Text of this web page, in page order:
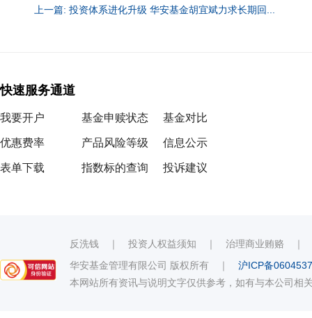
上一篇: 投资体系进化升级 华安基金胡宜斌力求长期回...
快速服务通道
我要开户
优惠费率
表单下载
基金申赎状态
产品风险等级
指数标的查询
基金对比
信息公示
投诉建议
反洗钱 ｜ 投资人权益须知 ｜ 治理商业贿赂
华安基金管理有限公司 版权所有 ｜ 沪ICP备
本网站所有资讯与说明文字仅供参考，如有与本公司相